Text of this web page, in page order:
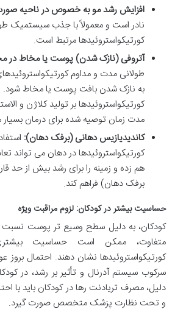
افزایش رشد مو به خصوص در ناحیه
نادر است و معمولاً با جذب سیستمیک
کورتیکواستروئیدها مرتبط است.
آتروفی (نازک شدن) پوست یا مخاط
طولانی مدت و مداوم
به نازک شدن بافت پوست یا مخاط شود.
کورتیکواستروئیدها بر تولید کلاژن و
مدت زمان توصیه شده برای درمان
کاندیدیازیس دهانی (برفک دهان):
کورتیکواستروئیدها در دهان می تواند
هم زده و زمینه را برای رشد بیش از حد
برفک دهان) فراهم کند.
حساسیت بیشتر در کودکان: لزوم مراقبت ویژه
کودکان، به دلیل سطح وسیع تر پوست نسبت
متفاوت، ممکن است حساسیت
کورتیکواستروئیدها نشان دهند. احتمال بروز
سرکوب سیستم آدرنال و تأثیر بر رشد، در
دلیل، مصرف تریادنت رها در کودکان باید با
و تحت نظارت پزشک متخصص صورت گیرد.